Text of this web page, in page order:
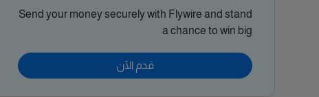
Send your money securely with Flywire and stand
a chance to win big
قدم الآن